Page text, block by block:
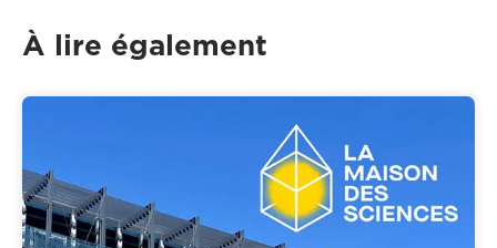
À lire également